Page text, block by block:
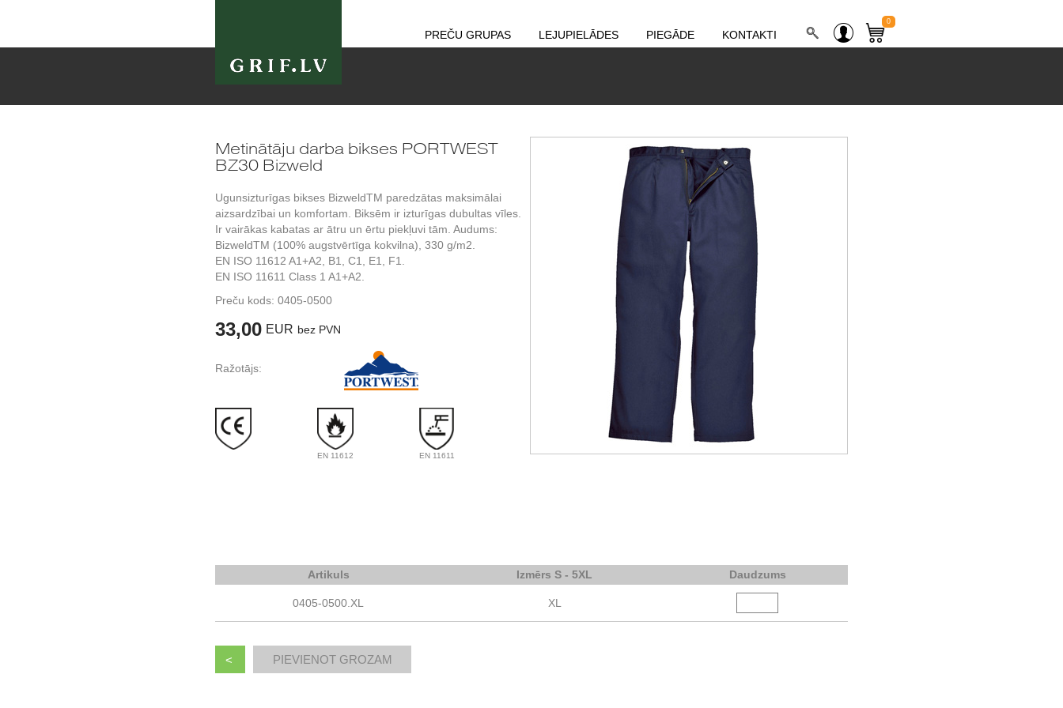
PREČU GRUPAS LEJUPIELĀDES PIEGĀDE KONTAKTI
0
Metinātāju darba bikses PORTWEST
BZ30 Bizweld
Ugunsizturīgas bikses BizweldTM paredzātas maksimālai
aizsardzībai un komfortam. Biksēm ir izturīgas dubultas vīles.
Ir vairākas kabatas ar ātru un ērtu piekļuvi tām. Audums:
BizweldTM (100% augstvērtīga kokvilna), 330 g/m2.
EN ISO 11612 A1+A2, B1, C1, E1, F1.
EN ISO 11611 Class 1 A1+A2.
Preču kods: 0405-0500
33,00 EUR bez PVN
Ražotājs:
EN 11612 EN 11611
Artikuls Izmērs S - 5XL Daudzums
0405-0500.XL XL
<